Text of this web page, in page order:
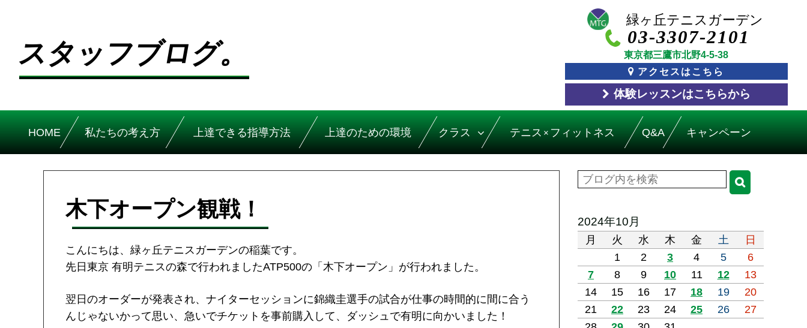
スタッフブログ。
03-3307-2101
東京都三鷹市北野4-5-38
アクセスはこちら
体験レッスンはこちらから
HOME 私たちの考え方 上達できる指導方法 上達のための環境 クラス テニス × フィットネス Q&A キャンペーン
木下オープン観戦！
こんにちは、緑ヶ丘テニスガーデンの稲葉です。
先日東京 有明テニスの森で行われましたATP500の「木下オープン」が行われました。
翌日のオーダーが発表され、ナイターセッションに錦織圭選手の試合が仕事の時間的に間に合う
んじゃないかって思い、急いでチケットを事前購入して、ダッシュで有明に向かいました！
2024年10月
月 火 水 木 金 土
日
1
2 3 4 5
6
7
8 9 10 11 12
13
14
15 16 17 18 19
20
21
22 23 24 25 26
27